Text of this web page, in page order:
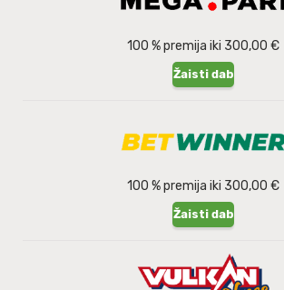
100 % premija iki 300,00 €
Žaisti dabar
100 % premija iki 300,00 €
Žaisti dabar